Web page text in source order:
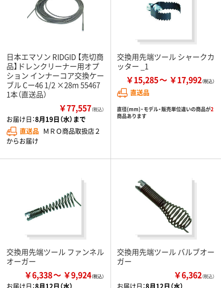
日本エマソン RIDGID 【売切商
品】ドレンクリーナー用オプ
ション インナーコア交換ケー
ブル Cー46 1/2 ×28m 55467
1本（直送品）
￥77,557（税込）
お届け日：8月19日（水）まで
直送品 ＭＲＯ商品取扱店２
からお届け
交換用先端ツール シャークカ
ッター _1
￥15,285 ￥17,992
直送品
直径(mm)・モデル・販売単位違いの商品が2
商品あります
交換用先端ツール ファンネル
オーガー
￥6,338 ￥9,924
お届け日：8月12日（水）
交換用先端ツール バルブオー
ガー
￥6,362（税込）
お届け日：8月12日（水）